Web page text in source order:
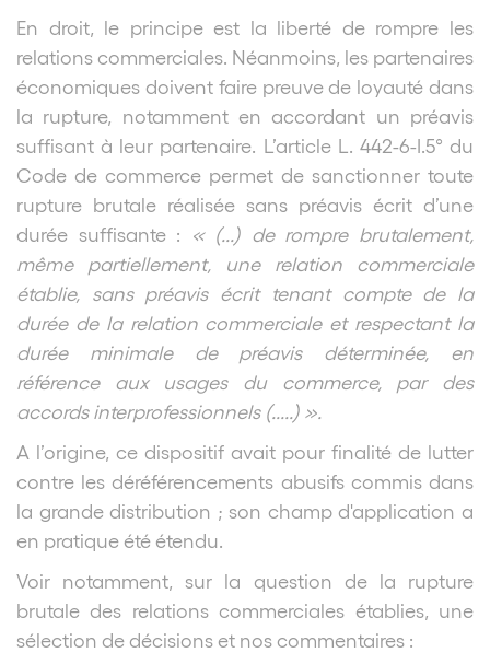
En droit, le principe est la liberté de rompre les
relations commerciales. Néanmoins, les partenaires
économiques doivent faire preuve de loyauté dans
la rupture, notamment en accordant un préavis
suffisant à leur partenaire. L’article L. 442-6-I.5° du
Code de commerce permet de sanctionner toute
rupture brutale réalisée sans préavis écrit d’une
durée suffisante :
« (...) de rompre brutalement,
même partiellement, une relation commerciale
établie, sans préavis écrit tenant compte de la
durée de la relation commerciale et respectant la
durée minimale de préavis déterminée, en
référence aux usages du commerce, par des
accords interprofessionnels (.....) ».
A l’origine, ce dispositif avait pour finalité de lutter
contre les déréférencements abusifs commis dans
la grande distribution ; son champ d'application a
en pratique été étendu.
Voir notamment, sur la question de la rupture
brutale des relations commerciales établies, une
sélection de décisions et nos commentaires :